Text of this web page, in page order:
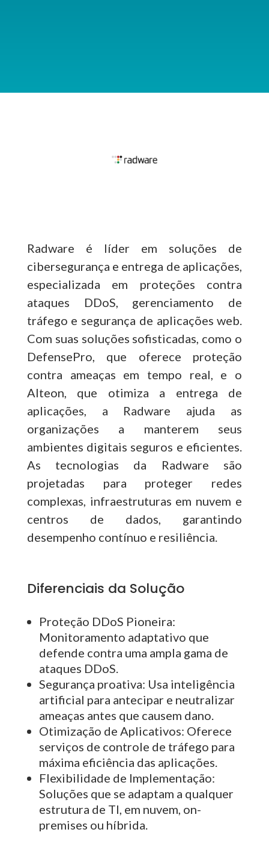
Radware é líder em soluções de
cibersegurança e entrega de aplicações,
especializada em proteções contra
ataques DDoS, gerenciamento de
tráfego e segurança de aplicações web.
Com suas soluções sofisticadas, como o
DefensePro, que oferece proteção
contra ameaças em tempo real, e o
Alteon, que otimiza a entrega de
aplicações, a Radware ajuda as
organizações a manterem seus
ambientes digitais seguros e eficientes.
As tecnologias da Radware são
projetadas para proteger redes
complexas, infraestruturas em nuvem e
centros de dados, garantindo
desempenho contínuo e resiliência.
Diferenciais da Solução
Proteção DDoS Pioneira:
Monitoramento adaptativo que
defende contra uma ampla gama de
ataques DDoS.
Segurança proativa: Usa inteligência
artificial para antecipar e neutralizar
ameaças antes que causem dano.
Otimização de Aplicativos: Oferece
serviços de controle de tráfego para
máxima eficiência das aplicações.
Flexibilidade de Implementação:
Soluções que se adaptam a qualquer
estrutura de TI, em nuvem, on-
premises ou híbrida.